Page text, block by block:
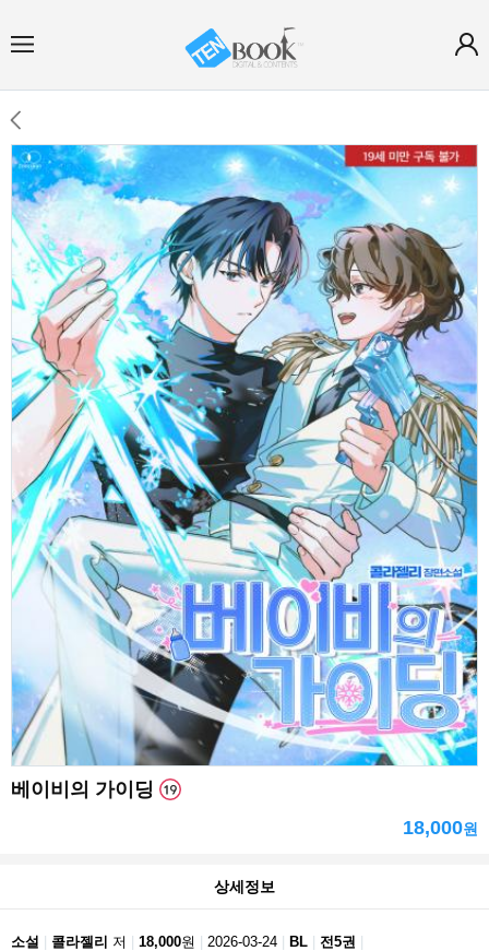
베이비의 가이딩
18,000원
상세정보
소설 콜라젤리 저 18,000원 2026-03-24 BL 전5권